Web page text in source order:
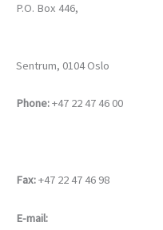
P.O. Box 446,
Sentrum, 0104 Oslo
Phone:+47 22 47 46 00
Fax:+47 22 47 46 98
E-mail: